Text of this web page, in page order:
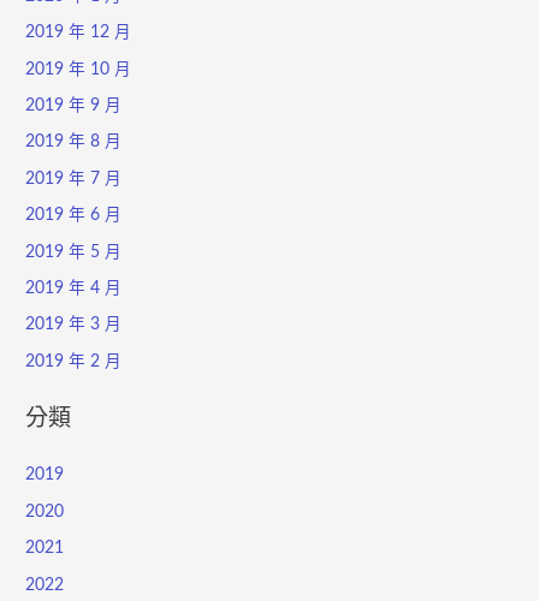
2019 年 12 月
2019 年 10 月
2019 年 9 月
2019 年 8 月
2019 年 7 月
2019 年 6 月
2019 年 5 月
2019 年 4 月
2019 年 3 月
2019 年 2 月
分類
2019
2020
2021
2022